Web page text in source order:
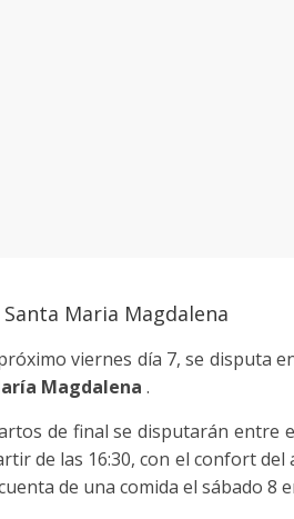
Maria Magdalena
viernes día 7, se disputa
Magdalena .
de final se disputarán entre
de las 16:30, con el confort
de una comida el sábado 8